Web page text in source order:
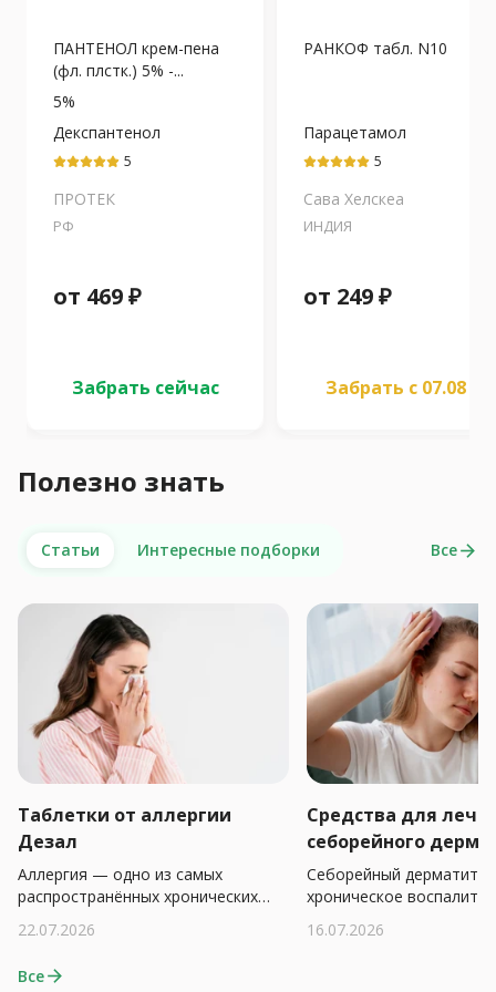
ПАНТЕНОЛ крем-пена
(фл. плстк.) 5% -...
5%
Декспантенол
5
ПРОТЕК
РФ
от 469₽
Забрать сейчас
РАНКОФ табл. N10
Парацетамол
5
Сава Хелскеа
ИНДИЯ
от 249₽
Забрать c 07.08
Полезно знать
Статьи Интересные подборки Всеarrow_forward
Таблетки от аллергии
Дезал
Аллергия — одно из самых
распространённых хронических
ВОЗ, от различных её форм
планеты. Сезонный поллиноз,
22.07.2026
Средства для
себорейного
Себорейный дерматит
хроническое
проявляется
16.07.2026
Всеarrow_forward